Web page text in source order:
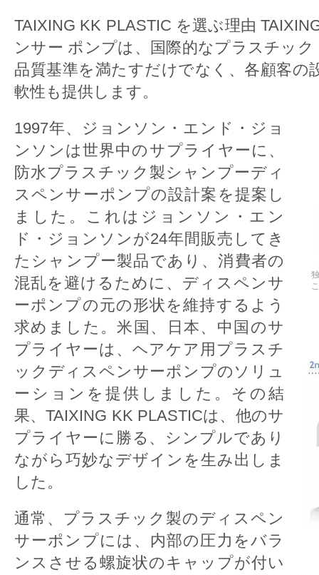
TAIXING KK PLASTIC を選ぶ理由
ンサー ポンプは、国際的なプラスチッ
品質基準を満たすだけでなく、各顧客の
軟性も提供します。
1997年、ジョンソン・エンド・ジョ
ンソンは世界中のサプライヤーに、
防水プラスチック製シャンプーディ
スペンサーポンプの設計案を提案し
ました。これはジョンソン・エン
ド・ジョンソンが24年間販売してき
たシャンプー製品であり、消費者の
混乱を避けるために、ディスペンサ
ーポンプの元の形状を維持するよう
求めました。米国、日本、中国のサ
プライヤーは、ヘアケア用プラスチ
ックディスペンサーポンプのソリュ
ーションを提供しました。その結
果、TAIXING KK PLASTICは、他のサ
プライヤーに勝る、シンプルであり
ながら巧妙なデザインを生み出しま
した。
通常、プラスチック製のディスペン
サーポンプには、内部の圧力をバラ
ンスさせる螺旋状のキャップが付い